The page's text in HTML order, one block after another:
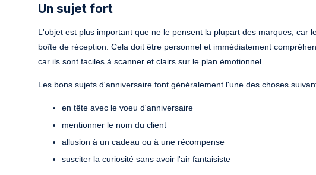
Un sujet fort
L'objet est plus important que ne le pensent la plupart des marques, car
boîte de réception. Cela doit être personnel et immédiatement
car ils sont faciles à scanner et clairs sur le plan émotionnel.
Les bons sujets d'anniversaire font généralement l'une des choses
en tête avec le voeu d'anniversaire
mentionner le nom du client
allusion à un cadeau ou à une récompense
susciter la curiosité sans avoir l'air fantaisiste